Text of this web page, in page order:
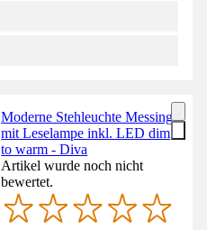
Moderne Stehleuchte Messing
mit Leselampe inkl. LED dim
to warm - Diva
Artikel wurde noch nicht
bewertet.